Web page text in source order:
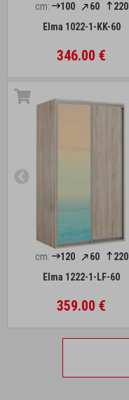
cm: 100 60
220
Elma 1022-1-KK-60
346.00 €
cm: 120 60
220
Elma 1222-1-LF-60
359.00 €